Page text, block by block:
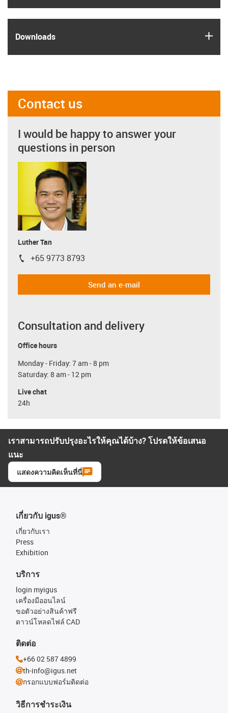
Downloads
Contact us
I would be happy to answer your
questions in person
Luther Tan
igus-icon-phone
+65 9773 8793
Send an e-mail
Consultation and delivery
Office hours
Monday - Friday: 7 am - 8 pm
Saturday: 8 am - 12 pm
Live chat
24h
เราสามารถปรับปรุงอะไรให้คุณได้บ้าง? โปรดให้ข้อเสนอ
แนะ
แสดงความคิดเห็นที่นี่
เกี่ยวกับ igus®
เกี่ยวกับเรา
Press
Exhibition
วิธีการชำระเงิน
บริการ
login myigus
เครื่องมืออนไลน์
ขอตัวอย่างสินค้าฟรี
ดาวน์โหลดไฟล์ CAD
ติดต่อ
+66 02 587 4899
th-info@igus.net
กรอกแบบฟอร์มติดต่อ